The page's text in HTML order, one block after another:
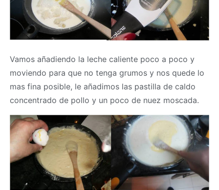
Vamos añadiendo la leche caliente poco a poco y
moviendo para que no tenga grumos y nos quede lo
mas fina posible, le añadimos las pastilla de caldo
concentrado de pollo y un poco de nuez moscada.